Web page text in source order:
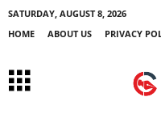
SATURDAY, AUGUST 8, 2026
HOME
ABOUT US PRIVACY